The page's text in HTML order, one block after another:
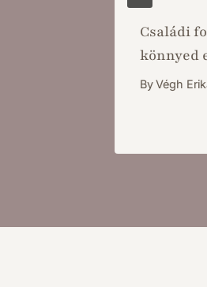
Családi
könnyed
ByVégh